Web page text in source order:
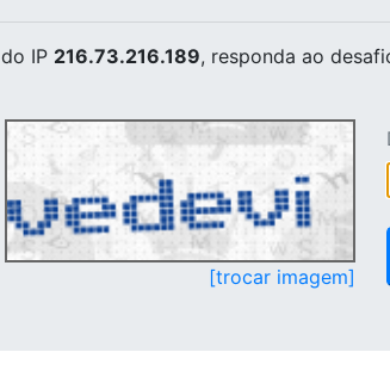
do IP 216.73.216.189, responda ao
[trocar imagem]